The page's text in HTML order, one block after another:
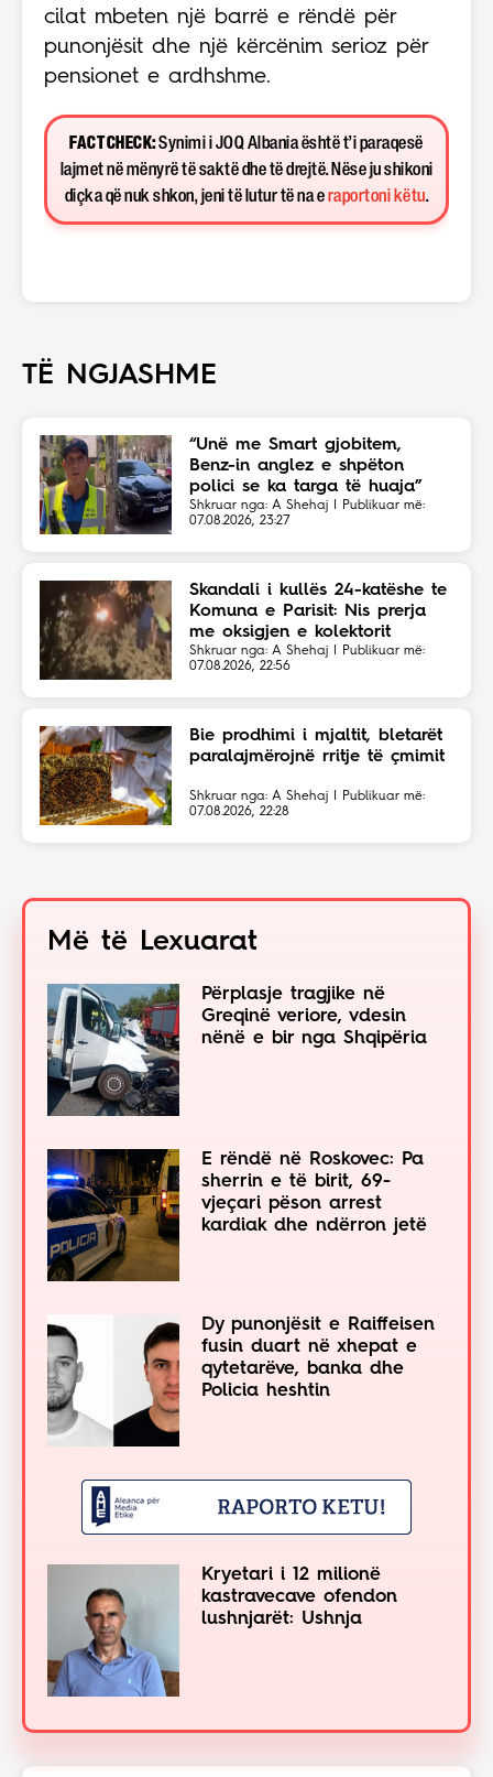
cilat mbeten një barrë e rëndë për
punonjësit dhe një kërcënim serioz për
pensionet e ardhshme.
FACT CHECK:Synimi i JOQ Albania është t’i paraqesë
lajmet në mënyrë të saktë dhe të drejtë. Nëse ju shikoni
diçka që nuk shkon, jeni të lutur të na e raportoni këtu.
TË NGJASHME
“Unë me Smart gjobitem,
Benz-in anglez e shpëton
polici se ka targa të huaja”
Shkruar nga: A Shehaj | Publikuar më:
07.08.2026, 23:27
Skandali i kullës 24-katëshe te
Komuna e Parisit: Nis prerja
me oksigjen e kolektorit
magjistral në fshehtësi
Shkruar nga: A Shehaj | Publikuar më:
07.08.2026, 22:56
Bie prodhimi i mjaltit, bletarët
paralajmërojnë rritje të çmimit
Shkruar nga: A Shehaj | Publikuar më:
07.08.2026, 22:28
Më të Lexuarat
Përplasje tragjike në
Greqinë veriore, vdesin
nënë e bir nga Shqipëria
E rëndë në Roskovec: Pa
sherrin e të birit, 69-
vjeçari pëson arrest
kardiak dhe ndërron jetë
Dy punonjësit e Raiffeisen
fusin duart në xhepat e
qytetarëve, banka dhe
Policia heshtin
Kryetari i 12 milionë
kastravecave ofendon
lushnjarët: Ushnja